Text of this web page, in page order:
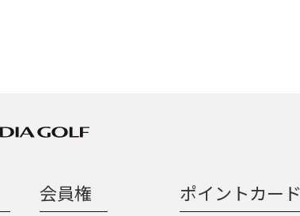
会員権 ポイントカード